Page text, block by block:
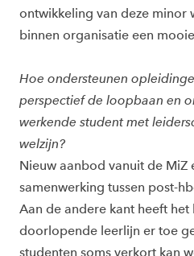
ontwikkeling van deze minor
binnen organisatie een
Hoe ondersteunen
perspectief de loopbaan en
werkende student met
welzijn?
Nieuw aanbod vanuit de MiZ
samenwerking tussen post-
Aan de andere kant heeft het
doorlopende leerlijn er toe
studenten soms verkort kan